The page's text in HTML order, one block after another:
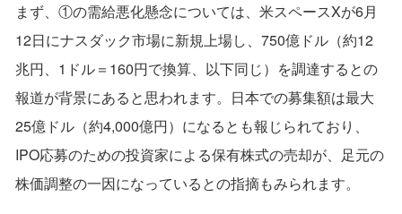
まず、①の需給悪化懸念については、米スペースXが6月
12日にナスダック市場に新規上場し、750億ドル（約12
兆円、1ドル＝160円で換算、以下同じ）を調達するとの
報道が背景にあると思われます。日本での募集額は最大
25億ドル（約4,000億円）になるとも報じられており、
IPO応募のための投資家による保有株式の売却が、足元の
株価調整の一因になっているとの指摘もみられます。